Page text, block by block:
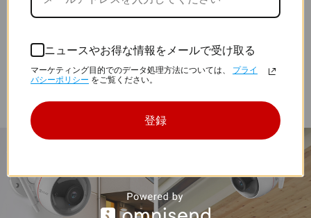
設置が簡単
C3W Proカメラには360度回転するスイベル
と台座が装着され、天井や壁に確実に取り
付けることができます。わずか数分で高度
なセキュリティシステムが設置できます。
ニュースやお得な情報をメールで受け取る
マーケティング目的でのデータ処理方法については、 プライ
バシーポリシー をご覧ください。
登録